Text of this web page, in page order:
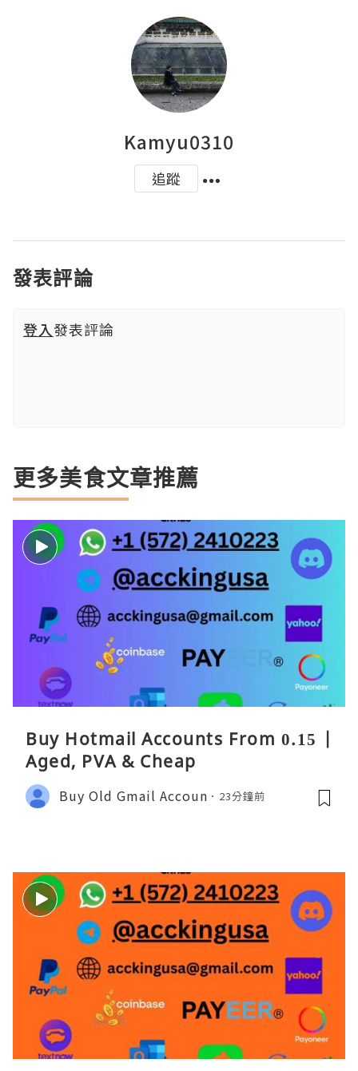
Kamyu0310
追蹤
發表評論
登入發表評論
更多美食文章推薦
Buy Hotmail Accounts From 0.15 |
Aged, PVA & Cheap
Buy Old Gmail Accoun 23分鐘前